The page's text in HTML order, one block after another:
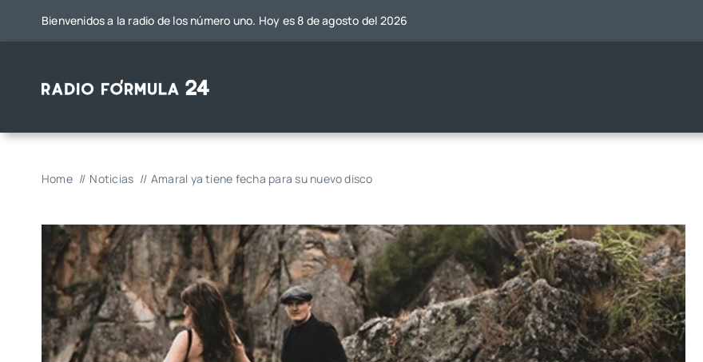
Bienvenidos a la radio de los número uno. Hoy es 8 de agosto del 2026
Home Noticias Amaral ya tiene fecha para su nuevo disco